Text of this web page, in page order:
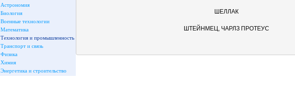
Астрономия
Биология
Военные технологии
Математика
Технология и промышленность
Транспорт и связь
Физика
Химия
Энергетика и строительство
ШЕЛЛАК
ШТЕЙНМЕЦ, ЧАРЛЗ ПРОТЕУС